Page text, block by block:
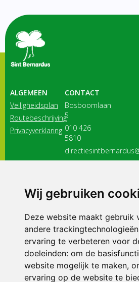
Wij gebruiken
Deze website maakt gebruik
andere
ervaring te verbeteren voor
doeleinden: om de
website mogelijk te maken,
ervaring op de website te
ALGEMEEN
Veiligheidsplan
Routebeschrijving
Privacyverklaring
CONTACT
Bosboomlaan
5
010 426
5810
3116 JB
ONDERDEEL VAN